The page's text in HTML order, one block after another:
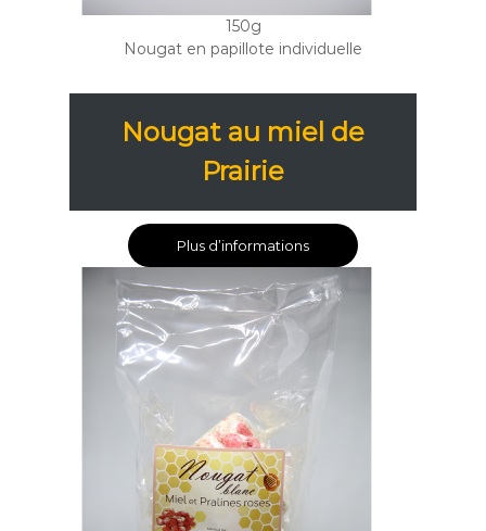
150g
Nougat en papillote individuelle
Nougat au miel de
Prairie
Plus d’informations